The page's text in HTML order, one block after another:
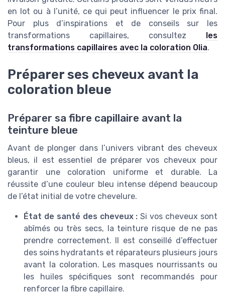
en lot ou à l’unité, ce qui peut influencer le prix final.
Pour plus d’inspirations et de conseils sur les
transformations capillaires, consultez
les
transformations capillaires avec la coloration Olia.
Préparer ses cheveux avant la
coloration bleue
Préparer sa fibre capillaire avant la
teinture bleue
Avant de plonger dans l’univers vibrant des cheveux
bleus, il est essentiel de préparer vos cheveux pour
garantir une coloration uniforme et durable. La
réussite d’une couleur bleu intense dépend beaucoup
de l’état initial de votre chevelure.
État de santé des cheveux : Si vos cheveux sont
abîmés ou très secs, la teinture risque de ne pas
prendre correctement. Il est conseillé d’effectuer
des soins hydratants et réparateurs plusieurs jours
avant la coloration. Les masques nourrissants ou
les huiles spécifiques sont recommandés pour
renforcer la fibre capillaire.